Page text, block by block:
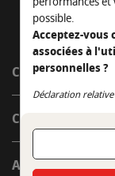
CÔTÉ OUTDOOR
CÔTÉ INDOOR
AUTOUR DE LA
possible.
Acceptez-vous
associées à
personnelles ?
Déclaration